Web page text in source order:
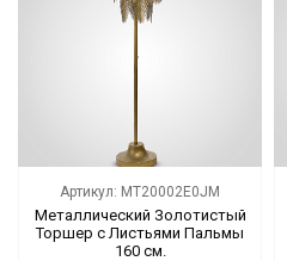
Артикул: MT20002E0JM
Металлический Золотистый
Торшер с Листьями Пальмы
160 см.